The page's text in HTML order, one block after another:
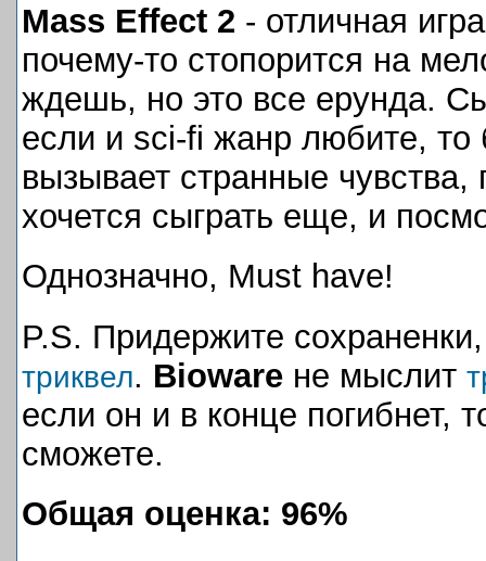
Mass Effect 2 - отличная
почему-то стопорится на
ждешь, но это все ерунда.
если и sci-fi жанр любите, то
вызывает странные
хочется сыграть еще, и
Однозначно, Must have!
P.S. Придержите
триквел. Bioware не мыслит
если он и в конце погибнет,
сможете.
Общая оценка: 96%